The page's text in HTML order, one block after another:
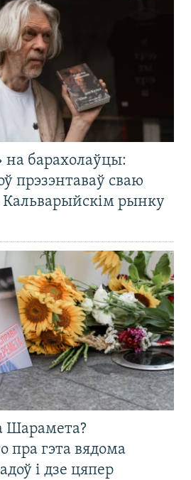
на барахолаўцы:
прэзэнтаваў сваю
Кальварыйскім рынку
Шарамета?
пра гэта вядома
і дзе цяпер